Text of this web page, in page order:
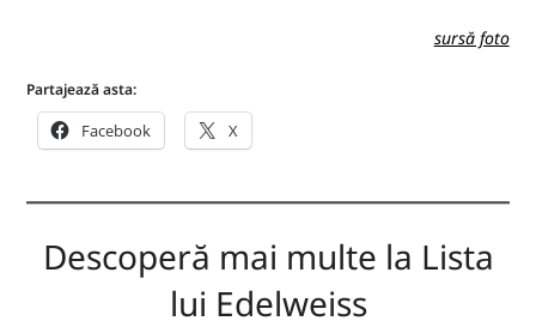
sursă foto
Partajează asta:
Facebook X
Descoperă mai multe la Lista
lui Edelweiss